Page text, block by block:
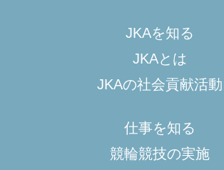
JKAを知る
JKAとは
JKAの社会貢献活動
仕事を知る
競輪競技の実施